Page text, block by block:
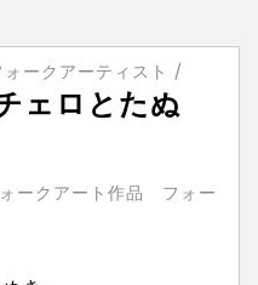
ークアーティスト
ェロとたぬ
ークアート作品 フォー